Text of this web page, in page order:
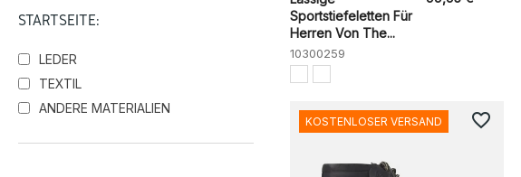
STARTSEITE:
LEDER
TEXTIL
ANDERE MATERIALIEN
Sportstiefeletten Für
Herren Von The...
10300259
KOSTENLOSER VERSAND favorite_border